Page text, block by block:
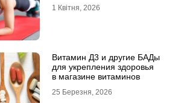
1 Квітня, 2026
Витамин Д3 и другие БАДы
для укрепления здоровья
в магазине витаминов
25 Березня, 2026